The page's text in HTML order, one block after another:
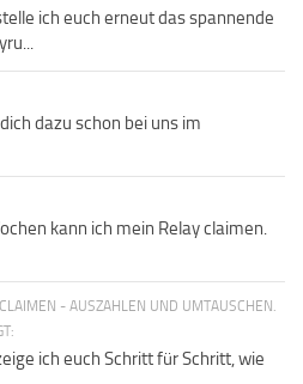
ich euch erneut das spannende
dazu schon bei uns im
kann ich mein Relay claimen.
- AUSZAHLEN UND UMTAUSCHEN.
ich euch Schritt für Schritt, wie